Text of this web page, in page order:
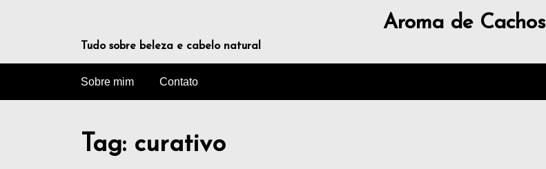
Aroma de Cachos
Tudo sobre beleza e cabelo natural
Sobre mim Contato
Tag: curativo